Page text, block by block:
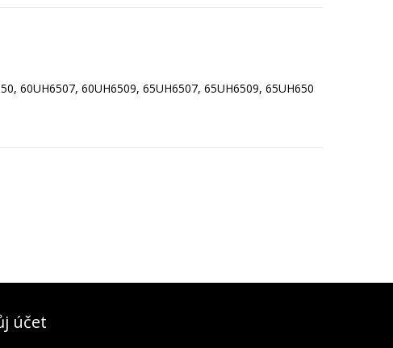
60UH6507, 60UH6509, 65UH6507, 65UH6509, 65UH650
účet